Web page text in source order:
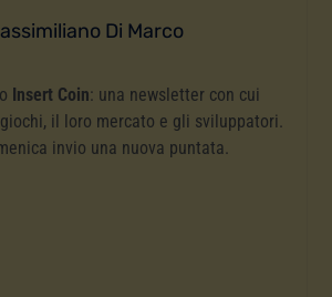
Di Marco
Insert Coin: una newsletter con cui
il loro mercato e gli sviluppatori.
invio una nuova puntata.